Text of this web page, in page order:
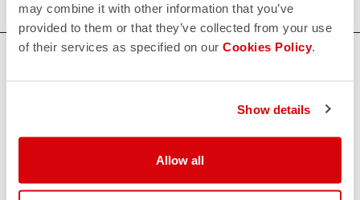
may combine it with other information that you’ve
provided to them or that they’ve collected from your use
of their services as specified on our Cookies Policy.
Show details
Allow all
email¿Tiene alguna pregunta para nosotros?